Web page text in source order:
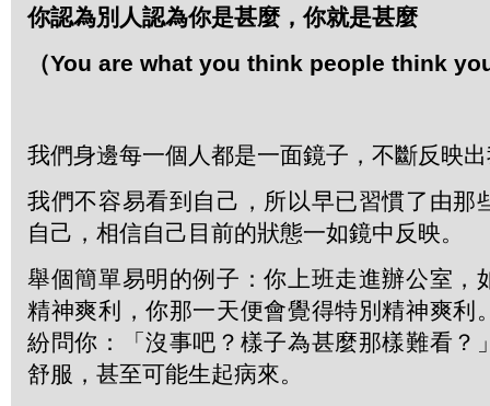
你認為別人認為你是甚麼，你就是甚麼
（You are what you think people think
我們身邊每一個人都是一面鏡子，不斷反映
我們不容易看到自己，所以早已習慣了由那
自己，相信自己目前的狀態一如鏡中反映。
舉個簡單易明的例子：你上班走進辦公室，
精神爽利，你那一天便會覺得特別精神爽利
紛問你：「沒事吧？樣子為甚麼那樣難看？
舒服，甚至可能生起病來。